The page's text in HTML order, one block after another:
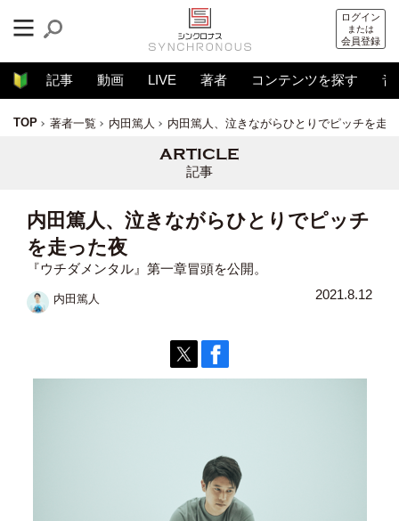
ログイン
または
会員登録
記事 動画 LIVE 著者 コンテンツを探す 音
TOP 著者一覧 内田篤人 内田篤人、泣きながらひとりでピッチを走
記事
内田篤人、泣きながらひとりでピッチ
を走った夜
『ウチダメンタル』第一章冒頭を公開。
内田篤人 2021.8.12